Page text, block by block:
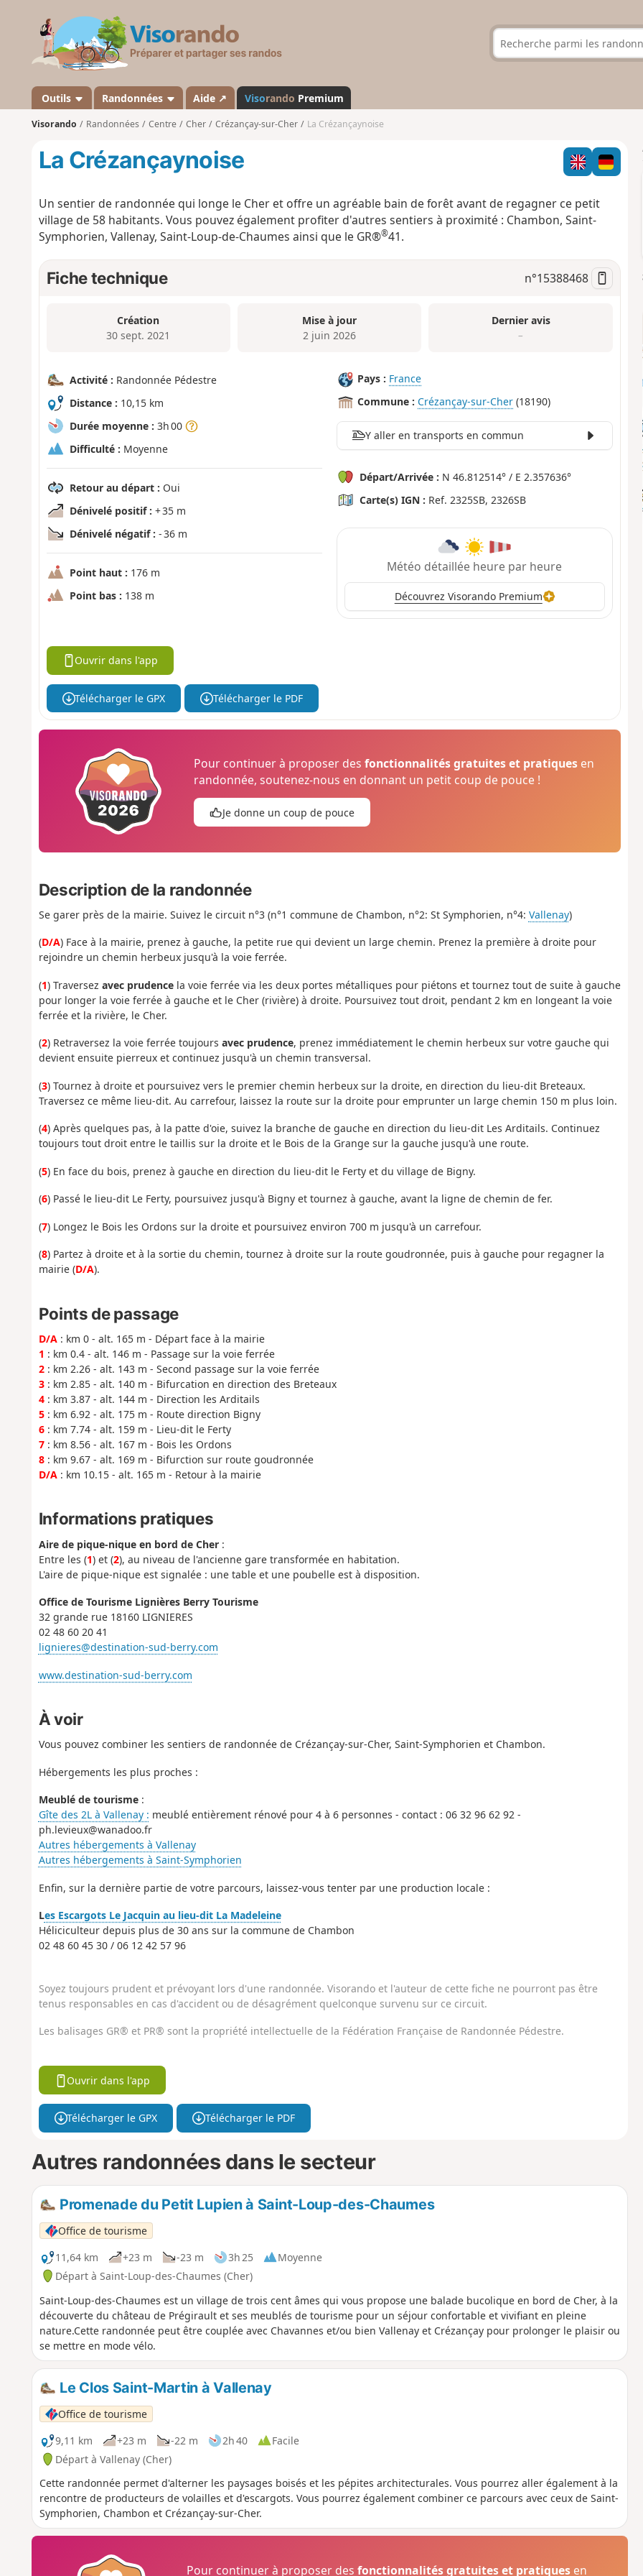
s
a
n
d
Outils Randonnées Aide ↗ Visorando Premium
Visorando Randonnées Centre Cher Crézançay-sur-Cher La Crézançaynoise
La Crézançaynoise
Un sentier de randonnée qui longe le Cher et offre un agréable bain de forêt avant de regagner ce petit
village de 58 habitants. Vous pouvez également profiter d'autres sentiers à proximité : Chambon, Saint-
Symphorien, Vallenay, Saint-Loup-de-Chaumes ainsi que le GR®®41.
Fiche technique n°15388468
Création
30 sept. 2021
Mise à jour
2 juin 2026
Dernier avis
–
Activité : Randonnée Pédestre
Distance : 10,15 km
Durée moyenne : 3h 00
Difficulté : Moyenne
Retour au départ : Oui
Dénivelé positif : + 35 m
Dénivelé négatif : - 36 m
Point haut : 176 m
Point bas : 138 m
Pays : France
Commune : Crézançay-sur-Cher (18190)
Y aller en transports en commun
Départ/Arrivée : N 46.812514° / E 2.357636°
Carte(s) IGN : Ref. 2325SB, 2326SB
Météo détaillée heure par heure
Découvrez Visorando Premium
Ouvrir dans l'app
Télécharger le GPX Télécharger le PDF
Pour continuer à proposer desfonctionnalités gratuites et pratiques en
randonnée, soutenez-nous en donnant un petit coup de pouce !
Je donne un coup de pouce
Description de la randonnée
Se garer près de la mairie. Suivez le circuit n°3 (n°1 commune de Chambon, n°2: St Symphorien, n°4: Vallenay)
(D/A) Face à la mairie, prenez à gauche, la petite rue qui devient un large chemin. Prenez la première à droite pour
rejoindre un chemin herbeux jusqu'à la voie ferrée.
(1) Traversez avec prudencela voie ferrée via les deux portes métalliques pour piétons et tournez tout de suite à gauche
pour longer la voie ferrée à gauche et le Cher (rivière) à droite. Poursuivez tout droit, pendant 2 km en longeant la voie
ferrée et la rivière, le Cher.
(2) Retraversez la voie ferrée toujours avec prudence, prenez immédiatement le chemin herbeux sur votre gauche qui
devient ensuite pierreux et continuez jusqu'à un chemin transversal.
(3) Tournez à droite et poursuivez vers le premier chemin herbeux sur la droite, en direction du lieu-dit Breteaux.
Traversez ce même lieu-dit. Au carrefour, laissez la route sur la droite pour emprunter un large chemin 150 m plus loin.
(4) Après quelques pas, à la patte d'oie, suivez la branche de gauche en direction du lieu-dit Les Arditails. Continuez
toujours tout droit entre le taillis sur la droite et le Bois de la Grange sur la gauche jusqu'à une route.
(5) En face du bois, prenez à gauche en direction du lieu-dit le Ferty et du village de Bigny.
(6) Passé le lieu-dit Le Ferty, poursuivez jusqu'à Bigny et tournez à gauche, avant la ligne de chemin de fer.
(7) Longez le Bois les Ordons sur la droite et poursuivez environ 700 m jusqu'à un carrefour.
(8) Partez à droite et à la sortie du chemin, tournez à droite sur la route goudronnée, puis à gauche pour regagner la
mairie (D/A).
Points de passage
D/A: km 0 - alt. 165 m - Départ face à la mairie
1 : km 0.4 - alt. 146 m - Passage sur la voie ferrée
2: km 2.26 - alt. 143 m - Second passage sur la voie ferrée
3: km 2.85 - alt. 140 m - Bifurcation en direction des Breteaux
4: km 3.87 - alt. 144 m - Direction les Arditails
5: km 6.92 - alt. 175 m - Route direction Bigny
6: km 7.74 - alt. 159 m - Lieu-dit le Ferty
7: km 8.56 - alt. 167 m - Bois les Ordons
8: km 9.67 - alt. 169 m - Bifurction sur route goudronnée
D/A: km 10.15 - alt. 165 m - Retour à la mairie
Informations pratiques
Aire de pique-nique en bord de Cher:
Entre les (1) et (2), au niveau de l'ancienne gare transformée en habitation.
L'aire de pique-nique est signalée : une table et une poubelle est à disposition.
Office de Tourisme Lignières Berry Tourisme
32 grande rue 18160 LIGNIERES
02 48 60 20 41
lignieres@destination-sud-berry.com
www.destination-sud-berry.com
À voir
Vous pouvez combiner les sentiers de randonnée de Crézançay-sur-Cher, Saint-Symphorien et Chambon.
Hébergements les plus proches :
Meublé de tourisme:
Gîte des 2L à Vallenay : meublé entièrement rénové pour 4 à 6 personnes - contact : 06 32 96 62 92 -
ph.levieux@wanadoo.fr
Autres hébergements à Vallenay
Autres hébergements à Saint-Symphorien
Enfin, sur la dernière partie de votre parcours, laissez-vous tenter par une production locale :
Les Escargots Le Jacquin au lieu-dit La Madeleine
Héliciculteur depuis plus de 30 ans sur la commune de Chambon
02 48 60 45 30 / 06 12 42 57 96
Soyez toujours prudent et prévoyant lors d'une randonnée. Visorando et l'auteur de cette fiche ne pourront pas être
tenus responsables en cas d'accident ou de désagrément quelconque survenu sur ce circuit.
Les balisages GR® et PR® sont la propriété intellectuelle de la Fédération Française de Randonnée Pédestre.
Ouvrir dans l'app
Télécharger le GPX Télécharger le PDF
Autres randonnées dans le secteur
Promenade du Petit Lupien à Saint-Loup-des-Chaumes
Office de tourisme
11,64 km
+23 m -23 m 3h 25
Moyenne
Départ à Saint-Loup-des-Chaumes (Cher)
Saint-Loup-des-Chaumes est un village de trois cent âmes qui vous propose une balade bucolique en bord de Cher, à la
découverte du château de Prégirault et ses meublés de tourisme pour un séjour confortable et vivifiant en pleine
nature.Cette randonnée peut être couplée avec Chavannes et/ou bien Vallenay et Crézançay pour prolonger le plaisir ou
se mettre en mode vélo.
Le Clos Saint-Martin à Vallenay
Office de tourisme
9,11 km
+23 m -22 m 2h 40
Facile
Départ à Vallenay (Cher)
Cette randonnée permet d'alterner les paysages boisés et les pépites architecturales. Vous pourrez aller également à la
rencontre de producteurs de volailles et d'escargots. Vous pourrez également combiner ce parcours avec ceux de Saint-
Symphorien, Chambon et Crézançay-sur-Cher.
Pour continuer à proposer desfonctionnalités gratuites et pratiques en